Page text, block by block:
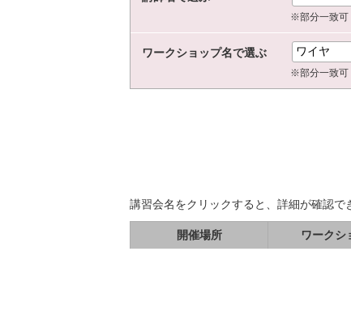
※部分一致可
ワークショップ名で選ぶ
※部分一致可
講習会名をクリックすると、詳細が確認で
開催場所 ワークシ